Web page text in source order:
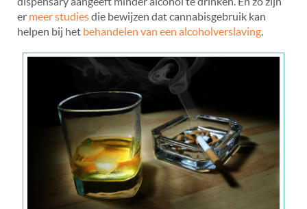
er meer studiesdie bewijzen dat cannabisgebruik kan
helpen bij het behandelen van een alcoholverslaving.